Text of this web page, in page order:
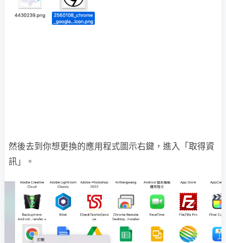
然後去到你想更換的應用程式圖示右鍵，進入「取得資
訊」。